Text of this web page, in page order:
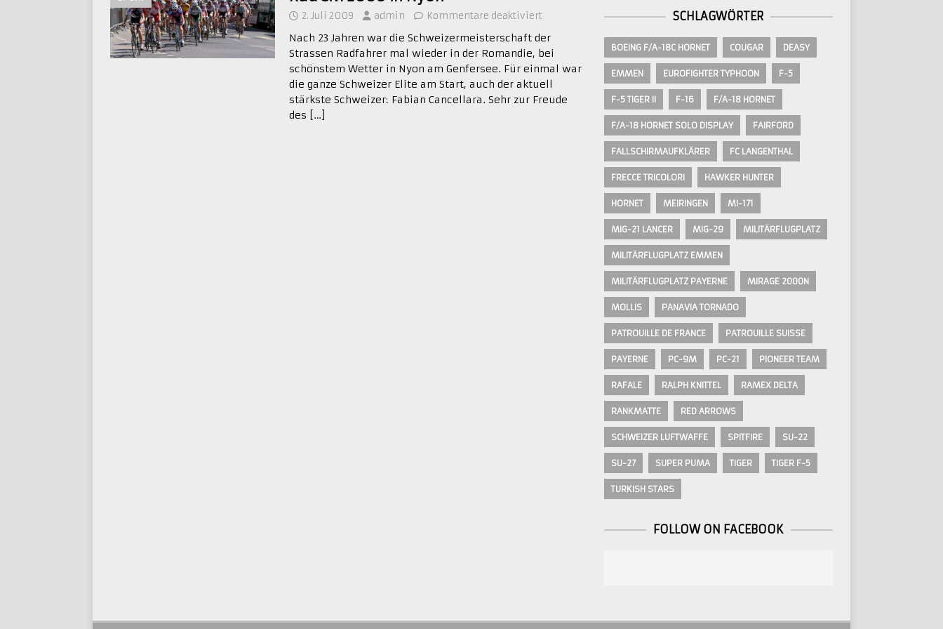
2. Juli 2009 admin Kommentare deaktiviert
Nach 23 Jahren war die Schweizermeisterschaft der
Strassen Radfahrer mal wieder in der Romandie, bei
schönstem Wetter in Nyon am Genfersee. Für einmal war
die ganze Schweizer Elite am Start, auch der aktuell
stärkste Schweizer: Fabian Cancellara. Sehr zur Freude
des
[…]
SCHLAGWÖRTER
BOEING F/A-18C HORNET COUGAR DEASY
EMMEN EUROFIGHTER TYPHOON F-5
F-5 TIGER II F-16 F/A-18 HORNET
F/A-18 HORNET SOLO DISPLAY FAIRFORD
FALLSCHIRMAUFKLÄRER FC LANGENTHAL
FRECCE TRICOLORI HAWKER HUNTER
HORNET MEIRINGEN MI-171
MIG-21 LANCER MIG-29 MILITÄRFLUGPLATZ
MILITÄRFLUGPLATZ EMMEN
MILITÄRFLUGPLATZ PAYERNE MIRAGE 2000N
MOLLIS PANAVIA TORNADO
PATROUILLE DE FRANCE PATROUILLE SUISSE
PAYERNE PC-9M PC-21 PIONEER TEAM
RAFALE RALPH KNITTEL RAMEX DELTA
RANKMATTE RED ARROWS
SCHWEIZER LUFTWAFFE SPITFIRE SU-22
SU-27 SUPER PUMA TIGER TIGER F-5
TURKISH STARS
FOLLOW ON FACEBOOK